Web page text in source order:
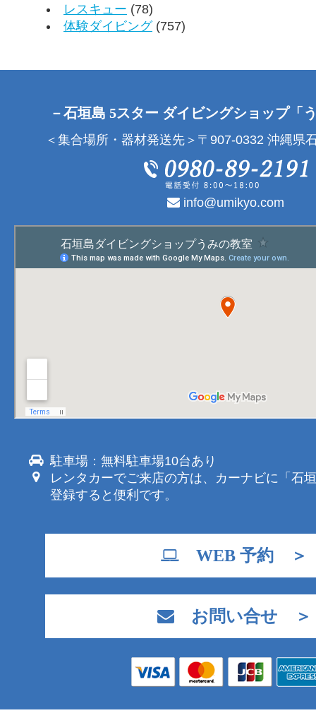
レスキュー (78)
体験ダイビング(757)
－石垣島 5スター ダイビングショップ「
＜集合場所・器材発送先＞〒907-0332 沖縄県
info@umikyo.com
駐車場：無料駐車場10台あり
レンタカーでご来店の方は、カーナビに「石
登録すると便利です。
WEB 予約 ＞
お問い合せ ＞